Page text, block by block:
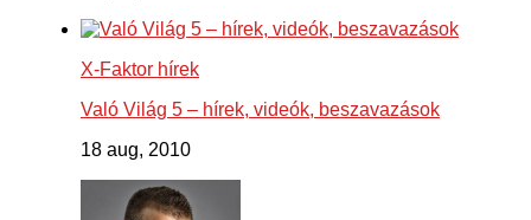
X-Faktor hírek
Való Világ 5 – hírek, videók, beszavazások
18 aug, 2010